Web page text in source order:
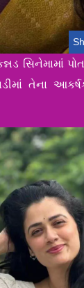
સિનેમામાં
તેના